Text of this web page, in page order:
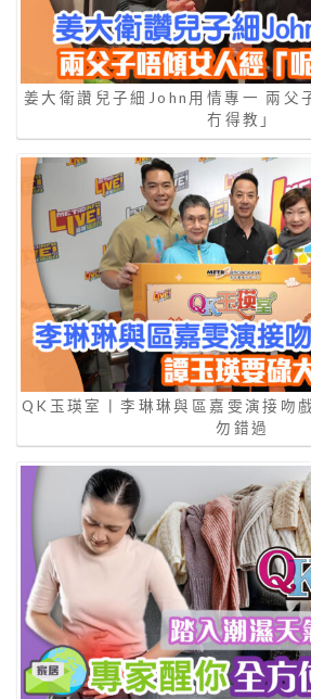
姜大衛讚兒子細John用情專一 兩父
冇得教」
QK玉瑛室丨李琳琳與區嘉雯演接吻
勿錯過